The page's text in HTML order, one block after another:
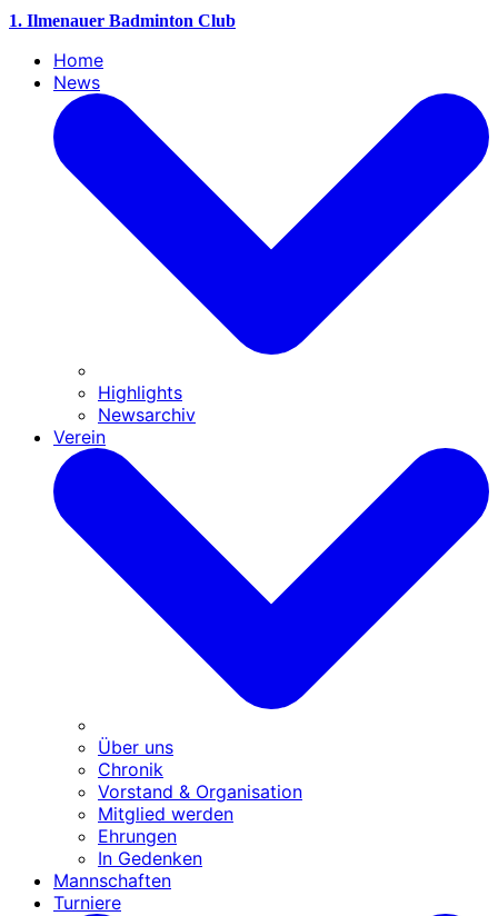
1. Ilmenauer Badminton Club
Home
News
Highlights
Newsarchiv
Verein
Über uns
Chronik
Vorstand & Organisation
Mitglied werden
Ehrungen
In Gedenken
Mannschaften
Turniere